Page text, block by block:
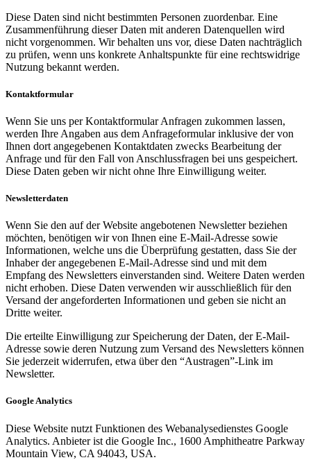
Diese Daten sind nicht bestimmten Personen zuordenbar. Eine
Zusammenführung dieser Daten mit anderen Datenquellen wird
nicht vorgenommen. Wir behalten uns vor, diese Daten nachträglich
zu prüfen, wenn uns konkrete Anhaltspunkte für eine rechtswidrige
Nutzung bekannt werden.
Kontaktformular
Wenn Sie uns per Kontaktformular Anfragen zukommen lassen,
werden Ihre Angaben aus dem Anfrageformular inklusive der von
Ihnen dort angegebenen Kontaktdaten zwecks Bearbeitung der
Anfrage und für den Fall von Anschlussfragen bei uns gespeichert.
Diese Daten geben wir nicht ohne Ihre Einwilligung weiter.
Newsletterdaten
Wenn Sie den auf der Website angebotenen Newsletter beziehen
möchten, benötigen wir von Ihnen eine E-Mail-Adresse sowie
Informationen, welche uns die Überprüfung gestatten, dass Sie der
Inhaber der angegebenen E-Mail-Adresse sind und mit dem
Empfang des Newsletters einverstanden sind. Weitere Daten werden
nicht erhoben. Diese Daten verwenden wir ausschließlich für den
Versand der angeforderten Informationen und geben sie nicht an
Dritte weiter.
Die erteilte Einwilligung zur Speicherung der Daten, der E-Mail-
Adresse sowie deren Nutzung zum Versand des Newsletters können
Sie jederzeit widerrufen, etwa über den “Austragen”-Link im
Newsletter.
Google Analytics
Diese Website nutzt Funktionen des Webanalysedienstes Google
Analytics. Anbieter ist die Google Inc., 1600 Amphitheatre Parkway
Mountain View, CA 94043, USA.